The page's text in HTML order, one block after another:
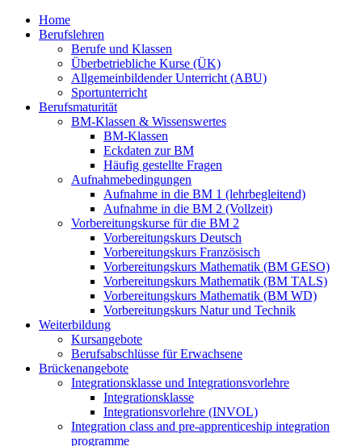
Home
Berufslehren
Berufe und Klassen
Überbetriebliche Kurse (ÜK)
Allgemeinbildender Unterricht (ABU)
Sportunterricht
Berufsmaturität
BM-Klassen & Wissenswertes
BM-Klassen
Eckdaten zur BM
Häufig gestellte Fragen
Aufnahmebedingungen
Aufnahme in die BM 1 (lehrbegleitend)
Aufnahme in die BM 2 (Vollzeit)
Vorbereitungskurse für die BM 2
Vorbereitungskurs Deutsch
Vorbereitungskurs Französisch
Vorbereitungskurs Mathematik (BM GESO)
Vorbereitungskurs Mathematik (BM TALS)
Vorbereitungskurs Mathematik (BM WD)
Vorbereitungskurs Natur und Technik
Weiterbildung
Kursangebote
Berufsabschlüsse für Erwachsene
Brückenangebote
Integrationsklasse und Integrationsvorlehre
Integrationsklasse
Integrationsvorlehre (INVOL)
Integration class and pre-apprenticeship integration
programme